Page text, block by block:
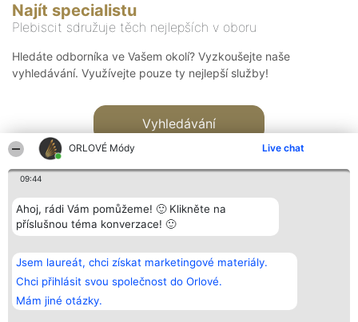
ORLOVÉ Módy Live chat
09:44
Ahoj, rádi Vám pomůžeme! 🙂 Klikněte na
příslušnou téma konverzace! 🙂
Jsem laureát, chci získat marketingové materiály.
Chci přihlásit svou společnost do Orlové.
Mám jiné otázky.
Najít specialistu
Plebiscit sdružuje těch nejlepších v oboru
Hledáte odborníka ve Vašem okolí? Vyzkoušejte naše
vyhledávání. Využívejte pouze ty nejlepší služby!
Vyhledávání
Bright Side Solutions sp. z o.
o. sp. k.
ul. Ruska 22
Wrocław 50-079
KRS 0000749100 | Regon
381313360 | NIP 8943132676
Vítězové
Seznam všech
laureátů
Zásady
Zásady
Kontakt